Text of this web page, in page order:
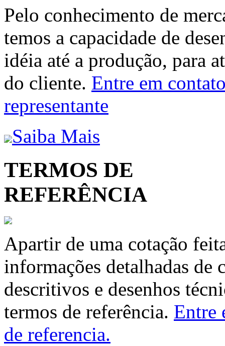
Pelo conhecimento de
temos a capacidade de
idéia até a produção, para
do cliente. Entre em
representante
Saiba Mais
TERMOS DE
REFERÊNCIA
Apartir de uma cotação
informações detalhadas de
descritivos e desenhos
termos de referência. Entre
de referencia.